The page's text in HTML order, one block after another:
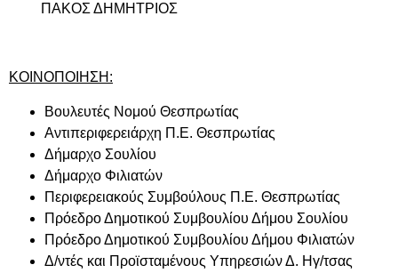
ΠΑΚΟΣ ΔΗΜΗΤΡΙΟΣ
ΚΟΙΝΟΠΟΙΗΣΗ:
Βουλευτές Νομού Θεσπρωτίας
Αντιπεριφερειάρχη Π.Ε. Θεσπρωτίας
Δήμαρχο Σουλίου
Δήμαρχο Φιλιατών
Περιφερειακούς Συμβούλους Π.Ε. Θεσπρωτίας
Πρόεδρο Δημοτικού Συμβουλίου Δήμου Σουλίου
Πρόεδρο Δημοτικού Συμβουλίου Δήμου Φιλιατών
Δ/ντές και Προϊσταμένους Υπηρεσιών Δ. Ηγ/τσας